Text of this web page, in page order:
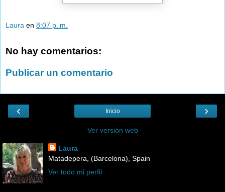
Laura en 8:07 p. m.
No hay comentarios:
Publicar un comentario
‹ ›
Inicio
Ver versión web
Laura
Matadepera, (Barcelona), Spain
Ver todo mi perfil